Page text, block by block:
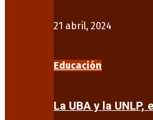
21 abril, 2024
Educación
La UBA y la